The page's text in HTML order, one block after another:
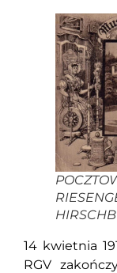
14 kwietnia
RGV